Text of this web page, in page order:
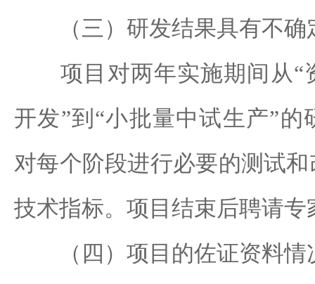
（三）研发结果具有不确
项目对两年实施期间从“
开发”到“小批量中试生产”
对每个阶段进行必要的测试
技术指标。项目结束后聘请专
（四）项目的佐证资料情